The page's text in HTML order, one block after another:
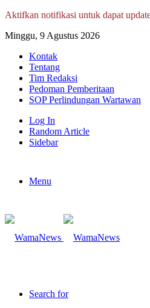
Aktifkan notifikasi untuk dapat
Minggu, 9 Agustus 2026
Kontak
Tentang
Tim Redaksi
Pedoman Pemberitaan
SOP Perlindungan Wartawan
Log In
Random Article
Sidebar
Menu
Search for